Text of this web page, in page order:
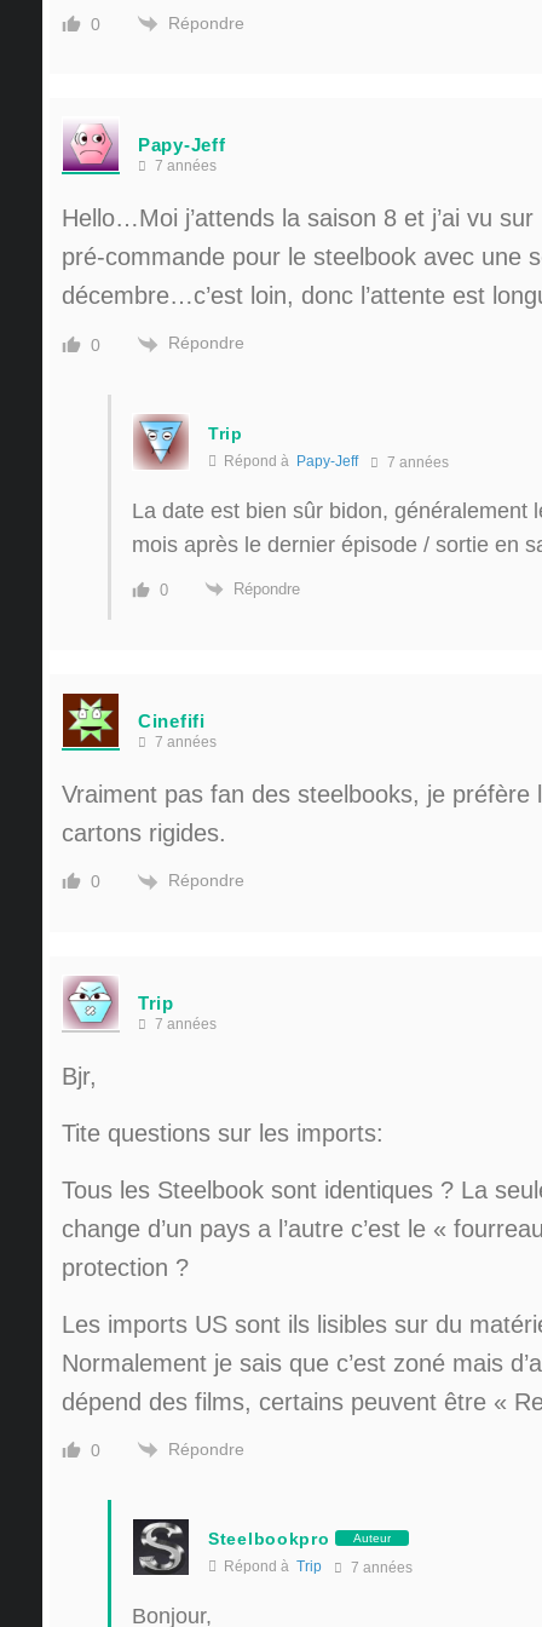
0 Répondre
Papy-Jeff
7 années
Hello…Moi j’attends la saison 8 et j’ai vu
pré-commande pour le steelbook avec une
décembre…c’est loin, donc l’attente est
0 Répondre
Trip
Répond à Papy-Jeff 7 années
La date est bien sûr bidon, généralement
mois après le dernier épisode / sortie en
0 Répondre
Cinefifi
7 années
Vraiment pas fan des steelbooks, je préfère
cartons rigides.
0 Répondre
Trip
7 années
Bjr,
Tite questions sur les imports:
Tous les Steelbook sont identiques ? La
change d’un pays a l’autre c’est le «
protection ?
Les imports US sont ils lisibles sur du
Normalement je sais que c’est zoné mais
dépend des films, certains peuvent être «
0 Répondre
Steelbookpro Auteur
Répond à Trip 7 années
Bonjour,